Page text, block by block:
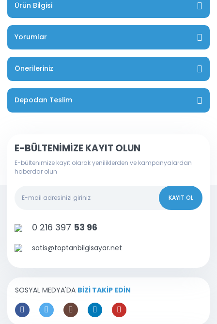
Ürün Bilgisi
Yorumlar
Önerileriniz
Depodan Teslim
E-BÜLTENİMİZE KAYIT OLUN
E-bültenimize kayıt olarak yeniliklerden ve kampanyalardan
haberdar olun
KAYIT OL
0 216 397 53 96
satis@toptanbilgisayar.net
SOSYAL MEDYA'DA BİZİ TAKİP EDİN